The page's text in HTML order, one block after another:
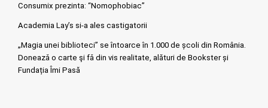
Consumix prezinta: “Nomophobiac”
Academia Lay’s si-a ales castigatorii
„Magia unei biblioteci” se întoarce în 1.000 de școli din România.
Doneazǎ o carte şi fǎ din vis realitate, alături de Bookster și
Fundația Îmi Pasă